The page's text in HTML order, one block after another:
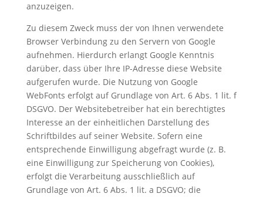
anzuzeigen.
Zu diesem Zweck muss der von Ihnen verwendete
Browser Verbindung zu den Servern von Google
aufnehmen. Hierdurch erlangt Google Kenntnis
darüber, dass über Ihre IP-Adresse diese Website
aufgerufen wurde. Die Nutzung von Google
WebFonts erfolgt auf Grundlage von Art. 6 Abs. 1 lit. f
DSGVO. Der Websitebetreiber hat ein berechtigtes
Interesse an der einheitlichen Darstellung des
Schriftbildes auf seiner Website. Sofern eine
entsprechende Einwilligung abgefragt wurde (z. B.
eine Einwilligung zur Speicherung von Cookies),
erfolgt die Verarbeitung ausschließlich auf
Grundlage von Art. 6 Abs. 1 lit. a DSGVO; die